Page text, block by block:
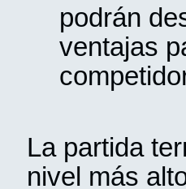
podrán
ventajas
La partida
nivel más